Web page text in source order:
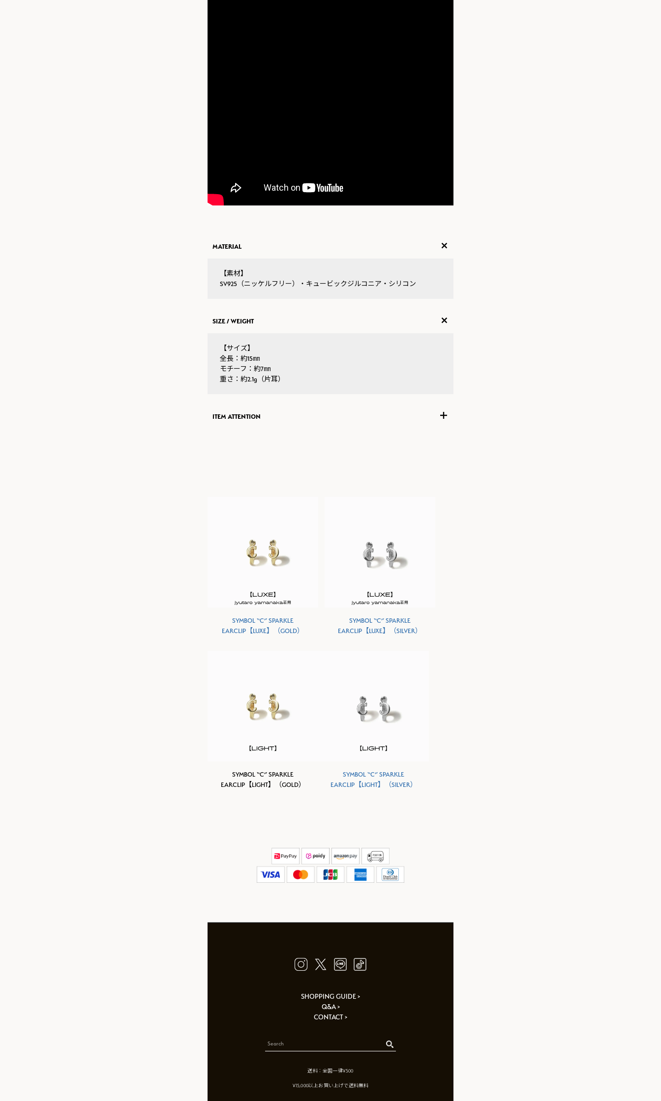
MATERIAL
【素材】
SV925（ニッケルフリー）・キュービックジルコニア・シリコン
SIZE / WEIGHT
【サイズ】
全長：約15㎜
モチーフ：約7㎜
重さ：約2.1g（片耳）
ITEM ATTENTION
SYMBOL “C” SPARKLE
EARCLIP【LUXE】（GOLD）
SYMBOL “C” SPARKLE
EARCLIP【LUXE】（SILVER）
SYMBOL “C” SPARKLE
EARCLIP【LIGHT】（GOLD）
SYMBOL “C” SPARKLE
EARCLIP【LIGHT】（SILVER）
SHOPPING GUIDE >
Q&A >
CONTACT >
送料：全国一律¥500
¥15,000以上お買い上げで送料無料